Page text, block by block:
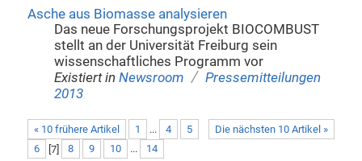
Asche aus Biomasse analysieren
Das neue Forschungsprojekt BIOCOMBUST
stellt an der Universität Freiburg sein
wissenschaftliches Programm vor
Existiert in Newsroom / Pressemitteilungen
2013
« 10 frühere Artikel Die nächsten 10 Artikel »
1 ... 4
5
6
[7] 8 9 10 ... 14